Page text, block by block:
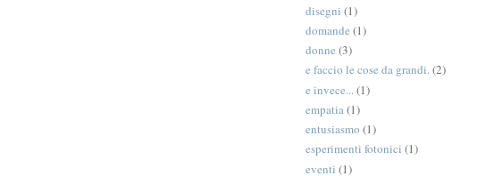
disegni (1)
domande (1)
donne (3)
e faccio le cose da grandi.(2)
e invece...(1)
empatia(1)
entusiasmo (1)
esperimenti fotonici (1)
eventi (1)